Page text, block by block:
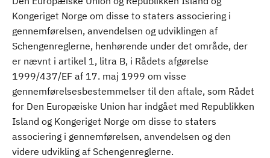
Kongeriget Norge om disse to staters associering i
gennemførelsen, anvendelsen og udviklingen af
Schengenreglerne, henhørende under det område, der
er nævnt i artikel 1, litra B, i Rådets afgørelse
1999/437/EF af 17. maj 1999 om visse
gennemførelsesbestemmelser til den aftale, som Rådet
for Den Europæiske Union har indgået med Republikken
Island og Kongeriget Norge om disse to staters
associering i gennemførelsen, anvendelsen og den
videre udvikling af Schengenreglerne.